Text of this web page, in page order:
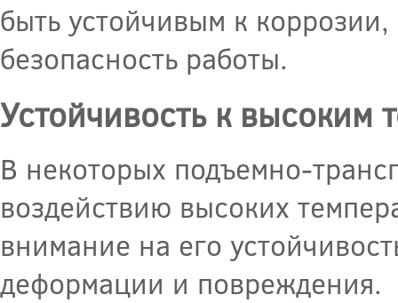
быть устойчивым к
безопасность работы.
Устойчивость к высоким
В некоторых подъемно-
воздействию высоких
внимание на его
деформации и повреждения.